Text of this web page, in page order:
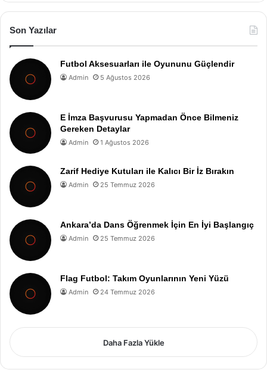
Son Yazılar
Futbol Aksesuarları ile Oyununu Güçlendir
Admin 5 Ağustos 2026
E İmza Başvurusu Yapmadan Önce Bilmeniz
Gereken Detaylar
Admin 1 Ağustos 2026
Zarif Hediye Kutuları ile Kalıcı Bir İz Bırakın
Admin 25 Temmuz 2026
Ankara’da Dans Öğrenmek İçin En İyi Başlangıç
Admin 25 Temmuz 2026
Flag Futbol: Takım Oyunlarının Yeni Yüzü
Admin 24 Temmuz 2026
Daha Fazla Yükle